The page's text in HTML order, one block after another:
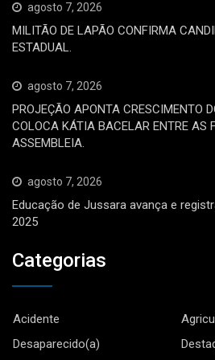
agosto 7, 2026
MILITÃO DE LAPÃO CONFIRMA
ESTADUAL.
agosto 7, 2026
PROJEÇÃO APONTA CRESCIMENTO
COLOCA KÁTIA BACELAR ENTRE AS
ASSEMBLEIA.
agosto 7, 2026
Educação de Jussara avança e
2025
Categorias
Acidente
Desaparecido(a)